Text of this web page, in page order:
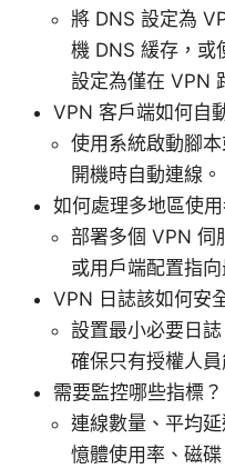
將 DNS 設定為
機 DNS 緩存，或
設定為僅在 VPN
VPN 客戶端如何自
使用系統啟動腳
開機時自動連線。
如何處理多地區使
部署多個 VPN 伺
或用戶端配置指向
VPN 日誌該如何安
設置最小必要日
確保只有授權人員
需要監控哪些指標？
連線數量、平均
憶體使用率、磁